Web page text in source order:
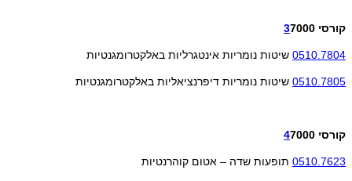
קורסי 7000
3
0510.7804 שיטות נומריות אינטגרליות באלקטרומגנטיות
0510.7805 שיטות נומריות דיפרנציאליות באלקטרומגנטיות
קורסי 47000
0510.7623 תופעות שדה – אטום קוהרנטיות